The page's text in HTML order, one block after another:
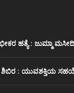
ಭೀಕರ‌ ಹತ್ಯೆ : ಜುಮ್ಮಾ
ಶಿಬಿರ : ಯುವಶಕ್ತಿಯ